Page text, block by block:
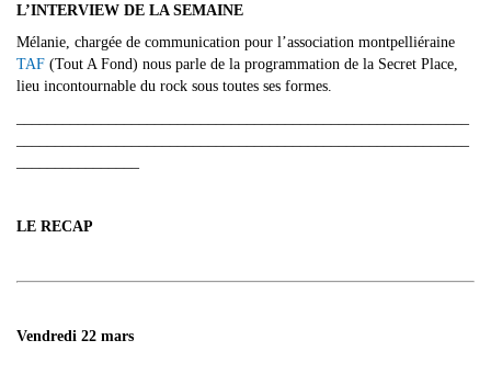
L’INTERVIEW DE LA SEMAINE
Mélanie, chargée de communication pour l’association montpelliéraine
TAF (Tout A Fond) nous parle de la programmation de la Secret Place,
lieu incontournable du rock sous toutes ses formes.
LE RECAP
Vendredi 22 mars